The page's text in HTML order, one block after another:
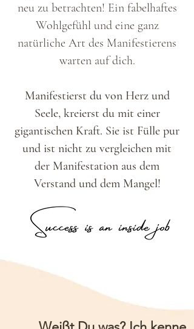
neu zu betrachten! Ein fabelhaftes
Wohlgefühl und eine ganz
natürliche Art des Manifestierens
warten auf dich.
Manifestierst du von Herz und
Seele, kreierst du mit einer
gigantischen Kraft. Sie ist Fülle pur
und ist nicht zu vergleichen mit
der Manifestation aus dem
Verstand und dem Mangel!